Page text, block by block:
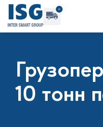
0
Активных
10 тонн